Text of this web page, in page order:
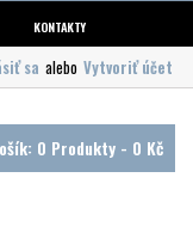
KONTAKTY
sa alebo Vytvoriť účet
0 Produkty - 0 Kč